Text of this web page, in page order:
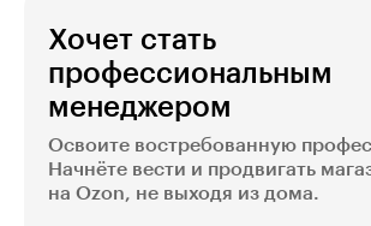
Хочет стать
профессиональным
менеджером
Освоите востребованную
Начнёте вести и продвигать
на Ozon, не выходя из дома.